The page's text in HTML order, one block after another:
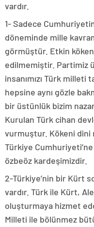
vardır.
1- Sadece
döneminde mille
görmüştür. Etkin
edilmemiştir. Partimiz
insanımızı Türk milleti
hepsine aynı gözle
bir üstünlük bizim
Kurulan Türk cihan
vurmuştur. Kökeni dini
Türkiye
özbeöz kardeşimizdir.
2-Türkiye’nin bir Kürt
vardır. Türk ile Kürt,
oluşturmaya hizmet
Milleti ile bölünmez